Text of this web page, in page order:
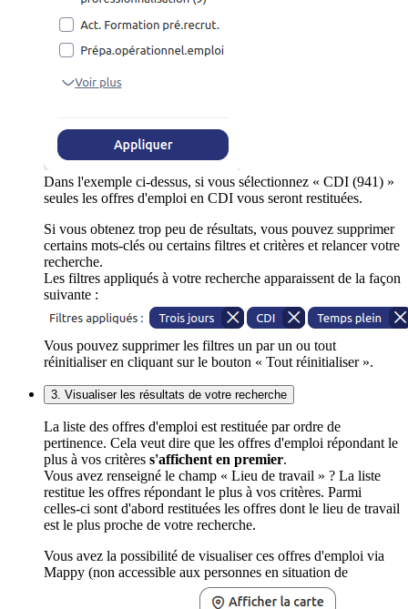
Dans l'exemple ci-dessus, si vous sélectionnez « CDI (941) »
seules les offres d'emploi en CDI vous seront restituées.
Si vous obtenez trop peu de résultats, vous pouvez supprimer
certains mots-clés ou certains filtres et critères et relancer votre
recherche.
Les filtres appliqués à votre recherche apparaissent de la façon
suivante :
Vous pouvez supprimer les filtres un par un ou tout
réinitialiser en cliquant sur le bouton « Tout réinitialiser ».
3. Visualiser les résultats de votre recherche
La liste des offres d'emploi est restituée par ordre de
pertinence. Cela veut dire que les offres d'emploi répondant le
plus à vos critères s'affichent en premier.
Vous avez renseigné le champ « Lieu de travail » ? La liste
restitue les offres répondant le plus à vos critères. Parmi
celles-ci sont d'abord restituées les offres dont le lieu de travail
est le plus proche de votre recherche.
Vous avez la possibilité de visualiser ces offres d'emploi via
Mappy (non accessible aux personnes en situation de